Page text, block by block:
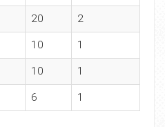
20 2
10 1
10 1
6 1